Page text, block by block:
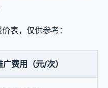
表，仅供参考：
广费用（元/次）